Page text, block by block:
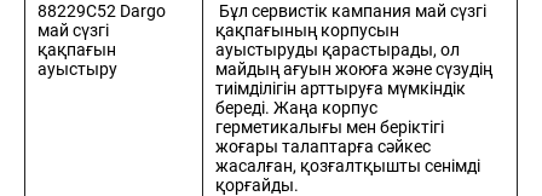
88229C52 Dargo
май сүзгі
қақпағын
ауыстыру
Бұл сервистік кампания май сүзгі
қақпағының корпусын
ауыстыруды қарастырады, ол
майдың ағуын жоюға және сүзудің
тиімділігін арттыруға мүмкіндік
береді. Жаңа корпус
герметикалығы мен беріктігі
жоғары талаптарға сәйкес
жасалған, қозғалтқышты сенімді
қорғайды.